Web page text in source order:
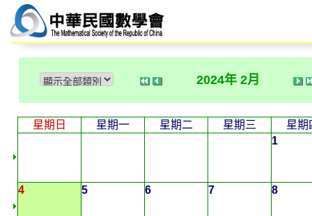
2024年 2月
星期日 星期一 星期二 星期三
星期
1
4 5 6 7 8